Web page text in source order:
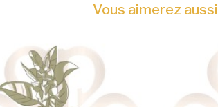
Vous aimerez aussi